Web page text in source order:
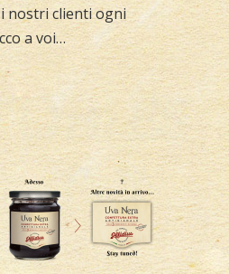
nostri clienti ogni
a voi…